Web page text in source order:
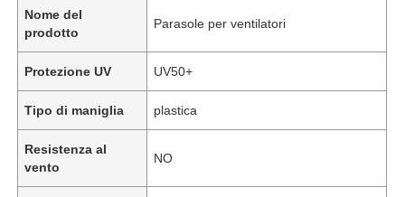
Nome del
prodotto
Parasole per ventilatori
Protezione UV UV50+
Tipo di maniglia plastica
Resistenza al
vento
NO